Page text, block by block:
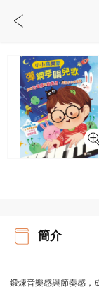
簡介
鍛煉音樂感與節奏感，